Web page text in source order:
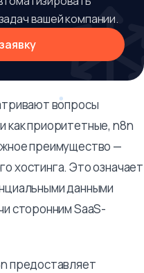
вашей компании.
вопросы
как приоритетные, n8n
преимущество —
хостинга. Это означает
данными
сторонним SaaS-
предоставляет